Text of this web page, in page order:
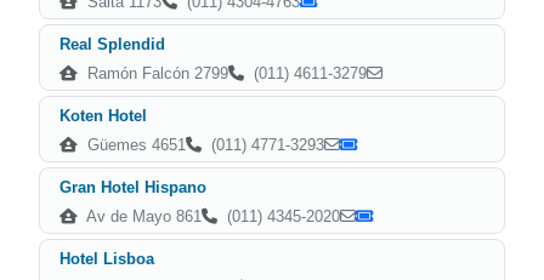
Real Splendid
Ramón Falcón 2799
(011) 4611-3279
Koten Hotel
Güemes 4651
(011) 4771-3293
Gran Hotel Hispano
Av de Mayo 861
(011) 4345-2020
Hotel Lisboa